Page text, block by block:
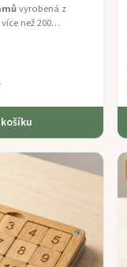
vyrobená z
než 200
v brožurce z